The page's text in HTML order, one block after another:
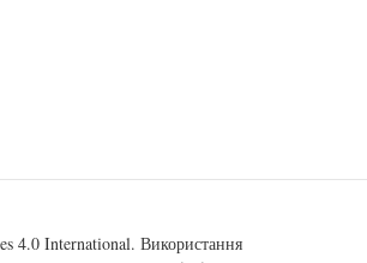
4.0 International. Використання